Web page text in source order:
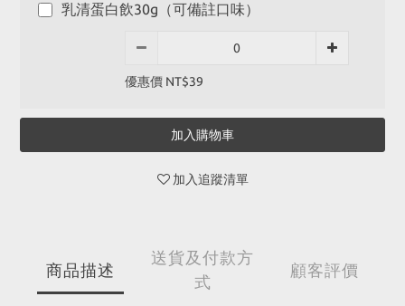
乳清蛋白飲30g（可備註口味）
優惠價 NT$39
加入購物車
加入追蹤清單
商品描述
送貨及付款方
式
顧客評價